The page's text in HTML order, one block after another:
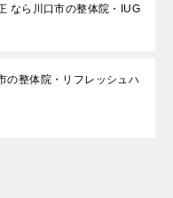
なら川口市の整体院・IUG
の整体院・リフレッシュハ